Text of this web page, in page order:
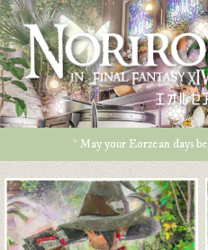
エオルゼ
* May your Eorzean days